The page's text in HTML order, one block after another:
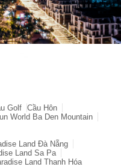
Golf Cầu Hôn
World Ba Den Mountain
Land Đà Nẵng
Land Sa Pa
Land Thanh Hóa